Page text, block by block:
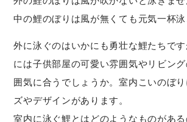
中の鯉のぼりは風が無くても元気一杯泳
外に泳ぐのはいかにも勇壮な鯉たちで
には子供部屋の可愛い雰囲気やリビン
囲気に合うでしょうか。室内こいのぼ
ズやデザインがあります。
室内に泳ぐ鯉とはどのようなものがある